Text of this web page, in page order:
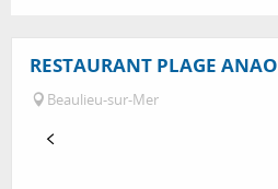
RESTAURANT PLAGE ANAO
Beaulieu-sur-Mer